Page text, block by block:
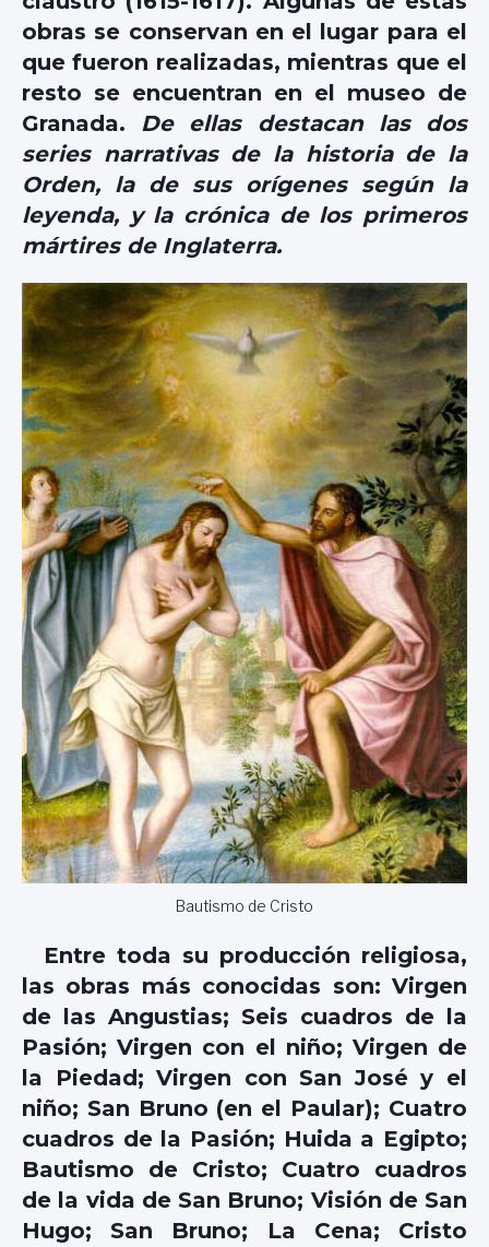
obras se conservan en el lugar para el
que fueron realizadas, mientras que el
resto se encuentran en el museo de
Granada. De ellas destacan las dos
series narrativas de la historia de la
Orden, la de sus orígenes según la
leyenda, y la crónica de los primeros
mártires de Inglaterra.
Bautismo de Cristo
Entre toda su producción religiosa,
las obras más conocidas son: Virgen
de las Angustias; Seis cuadros de la
Pasión; Virgen con el niño; Virgen de
la Piedad; Virgen con San José y el
niño; San Bruno (en el Paular); Cuatro
cuadros de la Pasión; Huida a Egipto;
Bautismo de Cristo; Cuatro cuadros
de la vida de San Bruno; Visión de San
Hugo; San Bruno; La Cena; Cristo